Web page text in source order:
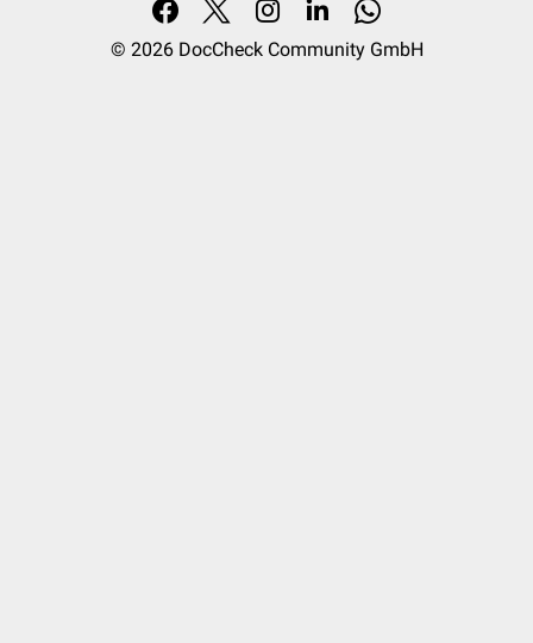
© 2026 DocCheck Community GmbH